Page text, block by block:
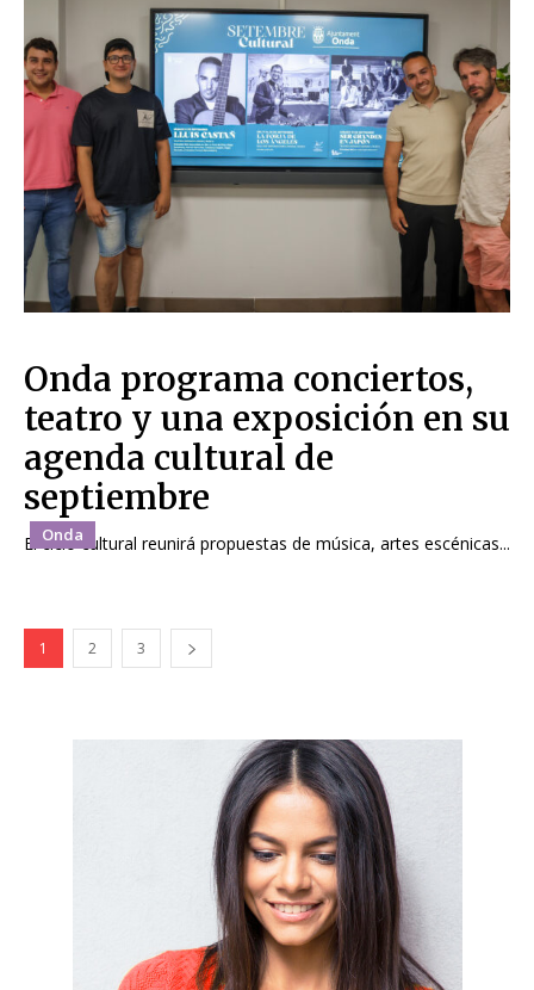
Onda
Onda programa conciertos,
teatro y una exposición en su
agenda cultural de
septiembre
El ciclo cultural reunirá propuestas de música, artes escénicas...
1 2 3